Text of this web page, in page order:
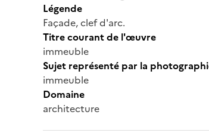
Légende
Façade, clef d'arc.
Titre courant de l'œuvre
immeuble
Sujet représenté par la
immeuble
Domaine
architecture